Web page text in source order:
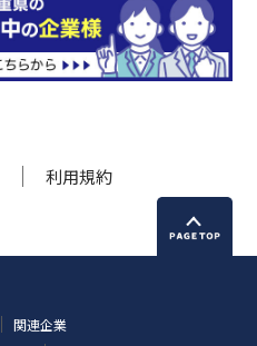
利用規約
関連企業